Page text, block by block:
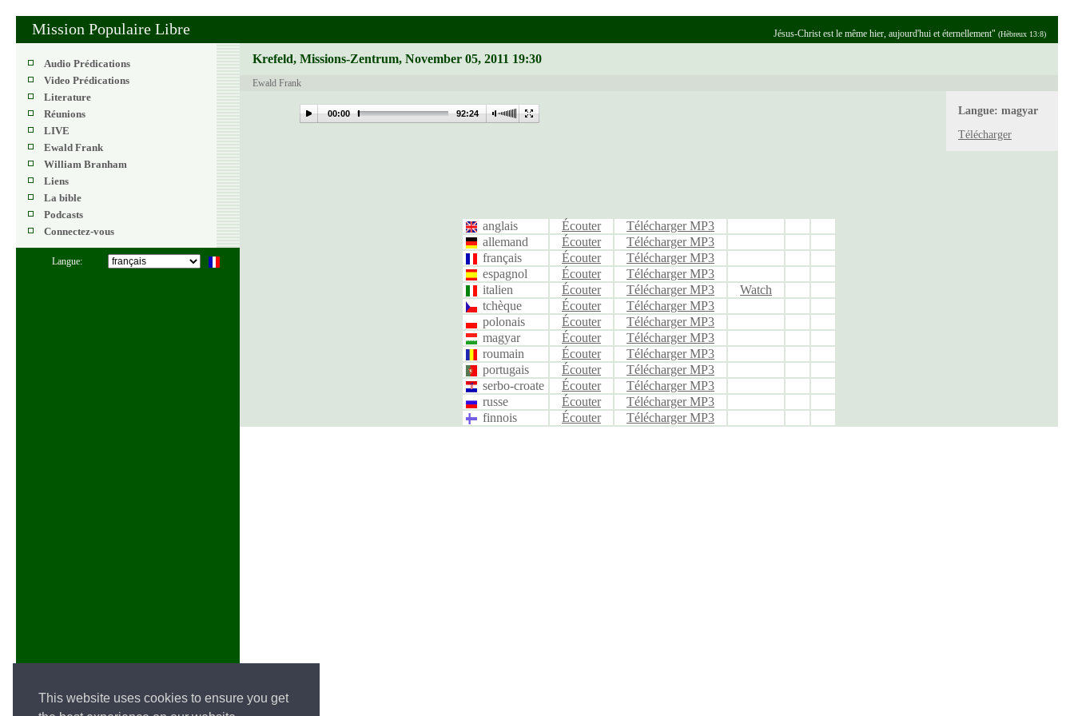
This website uses cookies to ensure you get
Mission Populaire Libre Jésus-Christ est le même hier, aujourd'hui et éternellement" (Hèbreux 13:8)
Audio Prédications
Video Prédications
Literature
Réunions
LIVE
Ewald Frank
William Branham
Liens
La bible
Podcasts
Connectez-vous
Langue:
Krefeld, Missions-Zentrum, November 05, 2011 19:30
Ewald Frank
Langue: magyar
Télécharger
00:00 92:24
anglais Écouter
Télécharger MP3
allemand
Écouter
Télécharger MP3
français
Écouter
Télécharger MP3
espagnol
Écouter
Télécharger MP3
italien
Écouter Télécharger MP3
Watch
tchèque
Écouter
Télécharger MP3
polonais
Écouter
Télécharger MP3
magyar
Écouter
Télécharger MP3
roumain
Écouter
Télécharger MP3
portugais
Écouter
Télécharger MP3
serbo-croate
Écouter
Télécharger MP3
russe
Écouter
Télécharger MP3
finnois
Écouter Télécharger MP3